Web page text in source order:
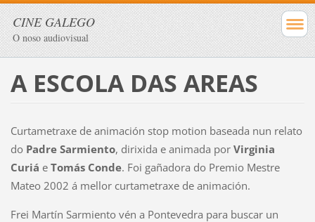
CINE GALEGO
O noso audiovisual
A ESCOLA DAS AREAS
Curtametraxe de animación stop motion baseada nun relato
do Padre Sarmiento, dirixida e animada porVirginia
Curiá eTomás Conde. Foi gañadora do Premio Mestre
Mateo 2002 á mellor curtametraxe de animación.
Frei Martín Sarmiento vén a Pontevedra para buscar un